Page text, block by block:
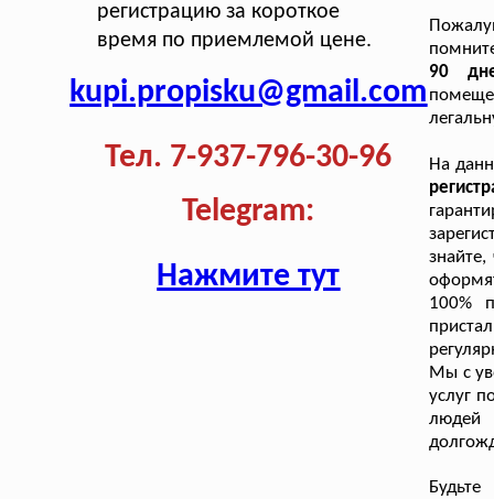
регистрацию за короткое
время по приемлемой цене.
kupi.propisku@gmail.com
Тел. 7-937-796-30-96
Telegram:
Нажмите тут
90
На
100%
Мы с
услуг
людей